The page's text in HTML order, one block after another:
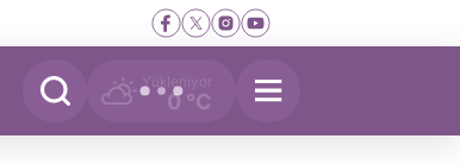
Yükleniyor
0 °C